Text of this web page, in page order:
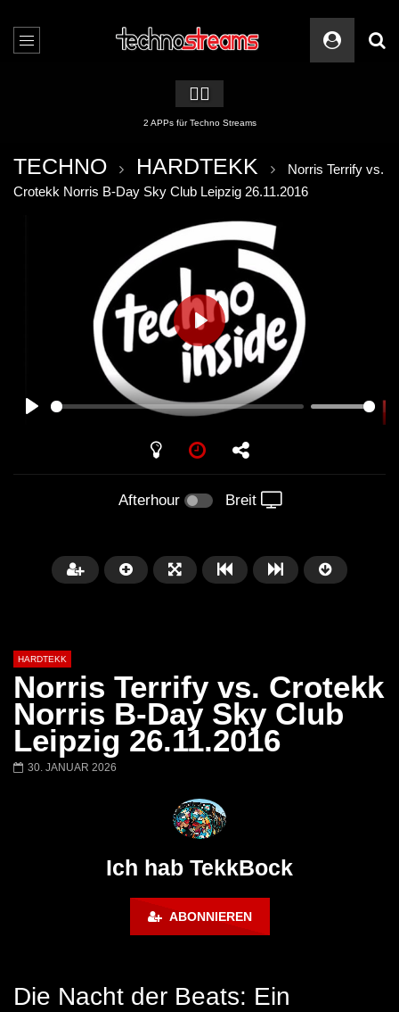
🏳️‍🌈
2 APPs für Techno Streams
TECHNO HARDTEKK
Norris Terrify vs.
Crotekk Norris B-Day Sky Club Leipzig 26.11.2016
PLAY
Afterhour Breit
Später
Halberstadt 06.07.13 [HQ]
00:52:44
HARDTEKK
Norris Terrify vs. Crotekk
Norris B-Day Sky Club
Leipzig 26.11.2016
30. JANUAR 2026
Ich hab TekkBock
ABONNIEREN
Die Nacht der Beats: Ein